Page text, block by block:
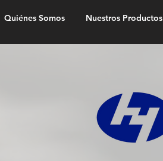
Quiénes Somos Nuestros Productos